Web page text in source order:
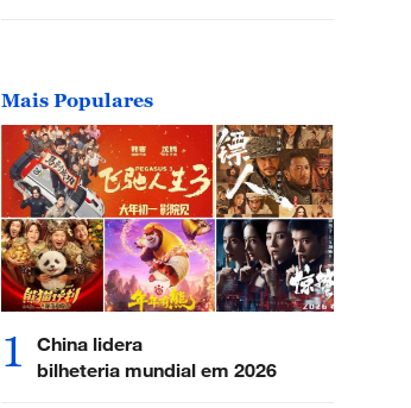
Mais Populares
1
China lidera
bilheteria mundial em 2026